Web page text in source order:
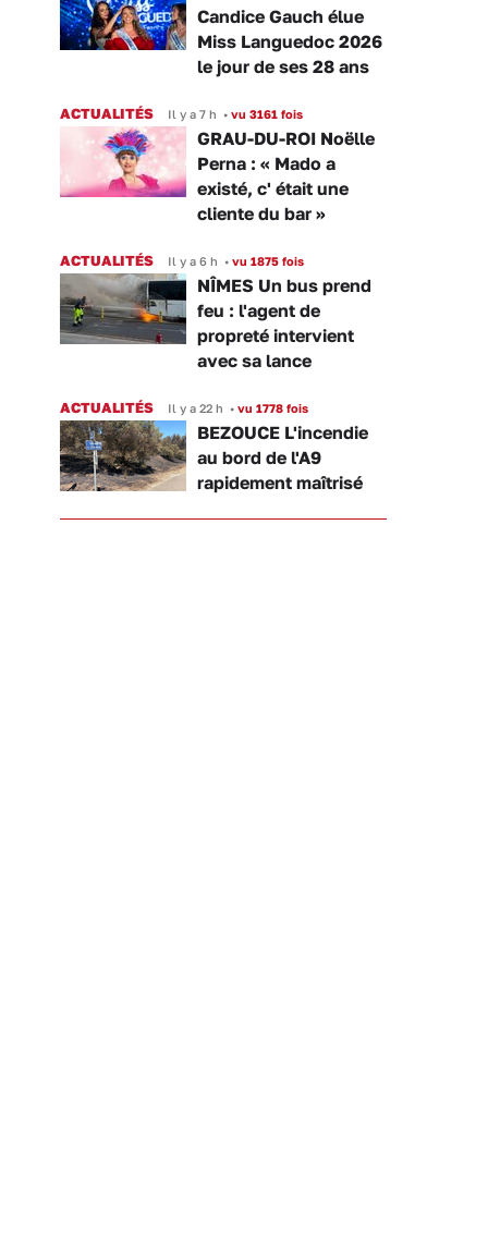
Candice Gauch élue
Miss Languedoc 2026
le jour de ses 28 ans
ACTUALITÉS Il y a 7 h • vu 3161 fois
GRAU-DU-ROI Noëlle
Perna : « Mado a
existé, c' était une
cliente du bar »
ACTUALITÉS Il y a 6 h • vu 1875 fois
NÎMES Un bus prend
feu : l'agent de
propreté intervient
avec sa lance
ACTUALITÉS Il y a 22 h • vu 1778 fois
BEZOUCE L'incendie
au bord de l'A9
rapidement maîtrisé